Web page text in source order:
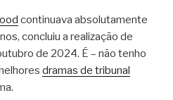
continuava absolutamente
concluiu a realização de
de 2024. É – não tenho
dramas de tribunal